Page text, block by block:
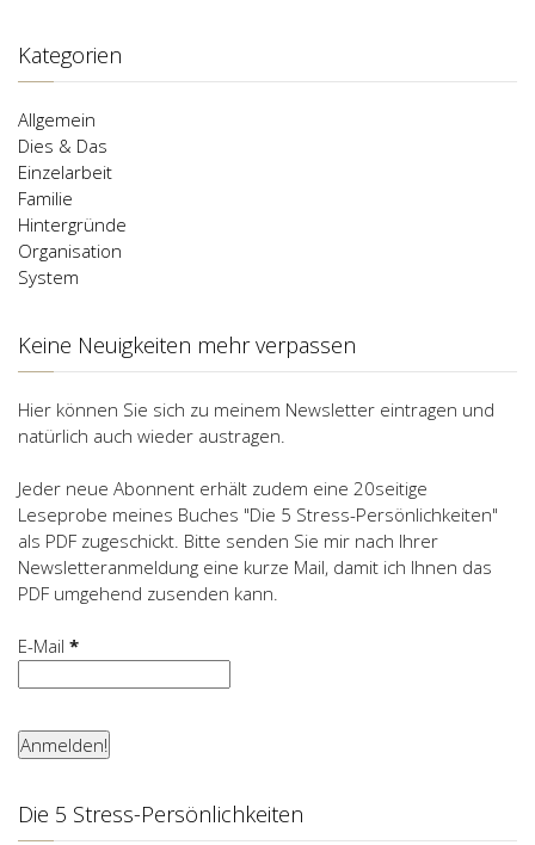
Kategorien
Allgemein
Dies & Das
Einzelarbeit
Familie
Hintergründe
Organisation
System
Keine Neuigkeiten mehr verpassen
Hier können Sie sich zu meinem Newsletter eintragen und
natürlich auch wieder austragen.
Jeder neue Abonnent erhält zudem eine 20seitige
Leseprobe meines Buches "Die 5 Stress-Persönlichkeiten"
als PDF zugeschickt. Bitte senden Sie mir nach Ihrer
Newsletteranmeldung eine kurze Mail, damit ich Ihnen das
PDF umgehend zusenden kann.
E-Mail *
Die 5 Stress-Persönlichkeiten